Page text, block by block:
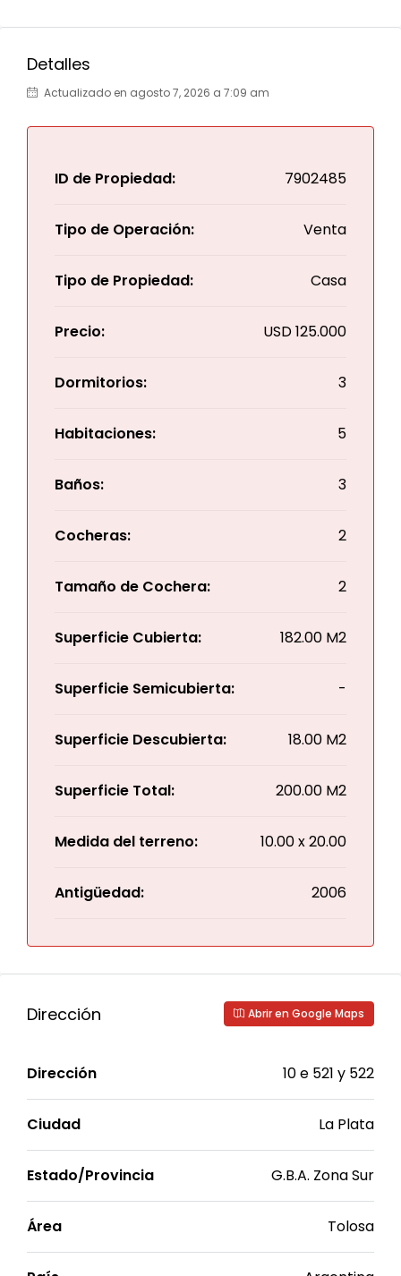
Detalles
Actualizado en agosto 7, 2026 a 7:09 am
ID de Propiedad: 7902485
Tipo de Operación: Venta
Tipo de Propiedad: Casa
Precio: USD125.000
Dormitorios: 3
Habitaciones: 5
Baños: 3
Cocheras: 2
Tamaño de Cochera: 2
Superficie Cubierta: 182.00 M2
Superficie Semicubierta: -
Superficie Descubierta: 18.00 M2
Superficie Total: 200.00 M2
Medida del terreno: 10.00 x 20.00
Antigüedad: 2006
Dirección Abrir en Google Maps
Dirección 10 e 521 y 522
Ciudad La Plata
Estado/Provincia G.B.A. Zona Sur
Área Tolosa